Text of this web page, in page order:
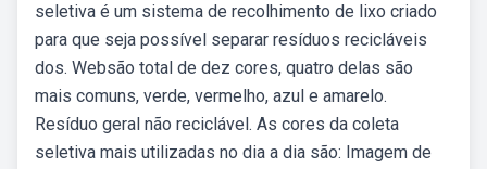
seletiva é um sistema de recolhimento de lixo criado
para que seja possível separar resíduos recicláveis
dos. Websão total de dez cores, quatro delas são
mais comuns, verde, vermelho, azul e amarelo.
Resíduo geral não reciclável. As cores da coleta
seletiva mais utilizadas no dia a dia são: Imagem de